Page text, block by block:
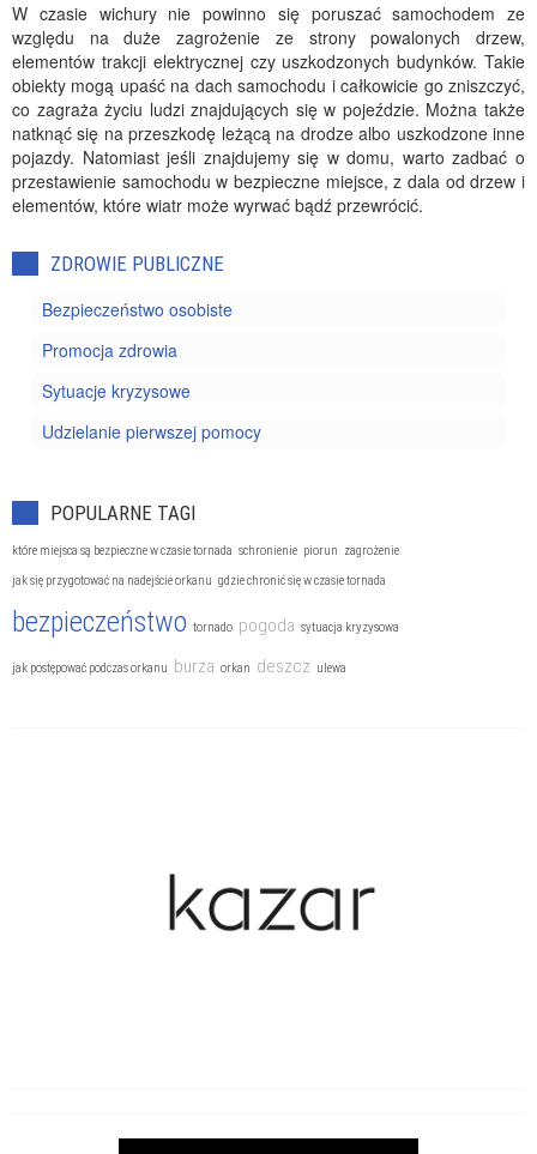
W czasie wichury nie powinno się poruszać samochodem ze
względu na duże zagrożenie ze strony powalonych drzew,
elementów trakcji elektrycznej czy uszkodzonych budynków. Takie
obiekty mogą upaść na dach samochodu i całkowicie go zniszczyć,
co zagraża życiu ludzi znajdujących się w pojeździe. Można także
natknąć się na przeszkodę leżącą na drodze albo uszkodzone inne
pojazdy. Natomiast jeśli znajdujemy się w domu, warto zadbać o
przestawienie samochodu w bezpieczne miejsce, z dala od drzew i
elementów, które wiatr może wyrwać bądź przewrócić.
ZDROWIE PUBLICZNE
Bezpieczeństwo osobiste
Promocja zdrowia
Sytuacje kryzysowe
Udzielanie pierwszej pomocy
POPULARNE TAGI
które miejsca są bezpieczne w czasie tornada schronienie piorun zagrożenie
jak się przygotować na nadejście orkanu gdzie chronić się w czasie tornada
bezpieczeństwo tornado pogoda sytuacja kryzysowa
jak postępować podczas orkanu burza orkan deszcz ulewa